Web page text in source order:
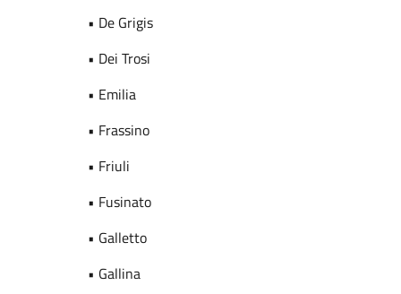
• De Grigis
• Dei Trosi
• Emilia
• Frassino
• Friuli
• Fusinato
• Galletto
• Gallina